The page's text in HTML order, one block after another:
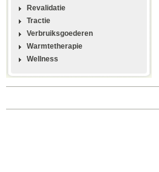
Revalidatie
Tractie
Verbruiksgoederen
Warmtetherapie
Wellness